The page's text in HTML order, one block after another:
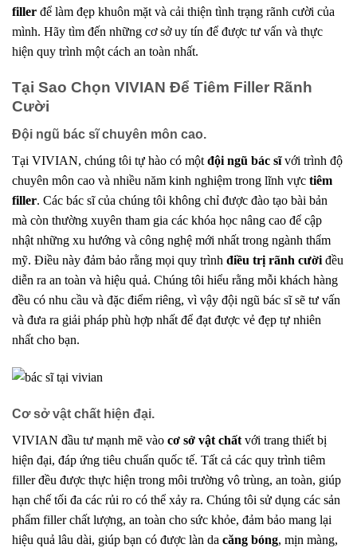
filler để làm đẹp khuôn mặt và cải thiện tình trạng rãnh cười của
mình. Hãy tìm đến những cơ sở uy tín để được tư vấn và thực
hiện quy trình một cách an toàn nhất.
Tại Sao Chọn VIVIAN Để Tiêm Filler Rãnh
Cười
Đội ngũ bác sĩ chuyên môn cao.
Tại VIVIAN, chúng tôi tự hào có một đội ngũ bác sĩvới trình độ
chuyên môn cao và nhiều năm kinh nghiệm trong lĩnh vực tiêm
filler. Các bác sĩ của chúng tôi không chỉ được đào tạo bài bản
mà còn thường xuyên tham gia các khóa học nâng cao để cập
nhật những xu hướng và công nghệ mới nhất trong ngành thẩm
mỹ. Điều này đảm bảo rằng mọi quy trình điều trị rãnh cười đều
diễn ra an toàn và hiệu quả. Chúng tôi hiểu rằng mỗi khách hàng
đều có nhu cầu và đặc điểm riêng, vì vậy đội ngũ bác sĩ sẽ tư vấn
và đưa ra giải pháp phù hợp nhất để đạt được vẻ đẹp tự nhiên
nhất cho bạn.
Cơ sở vật chất hiện đại.
VIVIAN đầu tư mạnh mẽ vào cơ sở vật chất với trang thiết bị
hiện đại, đáp ứng tiêu chuẩn quốc tế. Tất cả các quy trình tiêm
filler đều được thực hiện trong môi trường vô trùng, an toàn, giúp
hạn chế tối đa các rủi ro có thể xảy ra. Chúng tôi sử dụng các sản
phẩm filler chất lượng, an toàn cho sức khỏe, đảm bảo mang lại
hiệu quả lâu dài, giúp bạn có được làn da căng bóng, mịn màng,